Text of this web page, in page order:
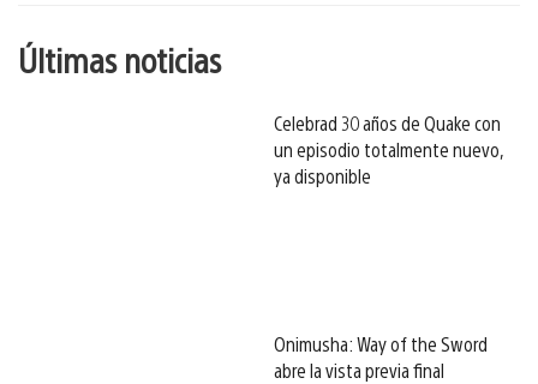
Últimas noticias
Celebrad 30 años de Quake con
un episodio totalmente nuevo,
ya disponible
Onimusha: Way of the Sword
abre la vista previa final